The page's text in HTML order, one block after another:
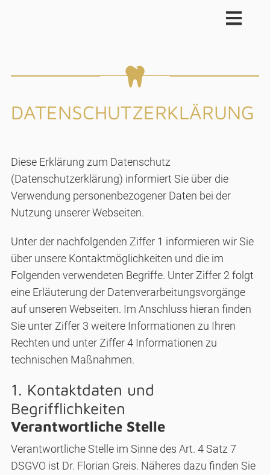
DATENSCHUTZERKLÄRUNG
Diese Erklärung zum Datenschutz
(Datenschutzerklärung) informiert Sie über die
Verwendung personenbezogener Daten bei der
Nutzung unserer Webseiten.
Unter der nachfolgenden Ziffer 1 informieren wir Sie
über unsere Kontaktmöglichkeiten und die im
Folgenden verwendeten Begriffe. Unter Ziffer 2 folgt
eine Erläuterung der Datenverarbeitungsvorgänge
auf unseren Webseiten. Im Anschluss hieran finden
Sie unter Ziffer 3 weitere Informationen zu Ihren
Rechten und unter Ziffer 4 Informationen zu
technischen Maßnahmen.
1. Kontaktdaten und
Begrifflichkeiten
Verantwortliche Stelle
Verantwortliche Stelle im Sinne des Art. 4 Satz 7
DSGVO ist Dr. Florian Greis. Näheres dazu finden Sie